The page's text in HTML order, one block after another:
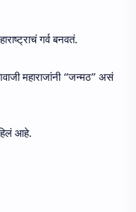
गर्व बनवतं.
महाराजांनी “जन्मठ” असं
आहे.